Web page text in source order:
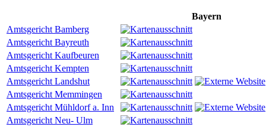
Bayern
Amtsgericht Bamberg
Amtsgericht Bayreuth
Amtsgericht Kaufbeuren
Amtsgericht Kempten
Amtsgericht Landshut
Amtsgericht Memmingen
Amtsgericht Mühldorf a. Inn
Amtsgericht Neu- Ulm